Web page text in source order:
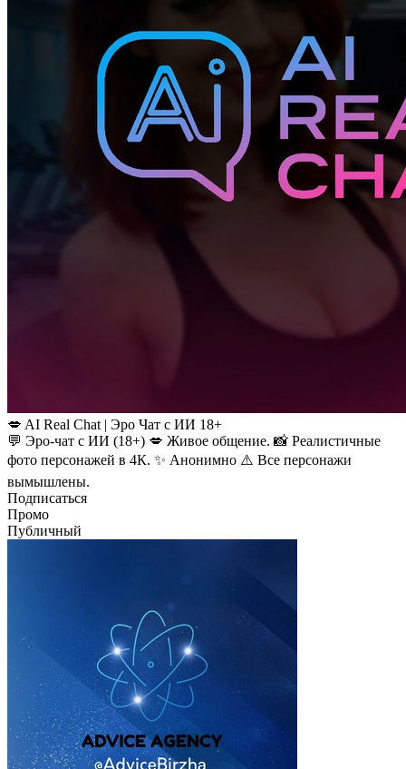
💋 AI Real Chat | Эро Чат с ИИ 18+
💬 Эро-чат с ИИ (18+) 💋 Живое общение. 📸 Реалистичные
фото персонажей в 4К. ✨ Анонимно ⚠️ Все персонажи
вымышлены.
Подписаться
Промо
Публичный